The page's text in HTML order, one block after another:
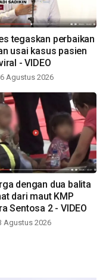
tegaskan perbaikan
usai kasus pasien
- VIDEO
Agustus 2026
dengan dua balita
dari maut KMP
Sentosa 2 - VIDEO
Agustus 2026